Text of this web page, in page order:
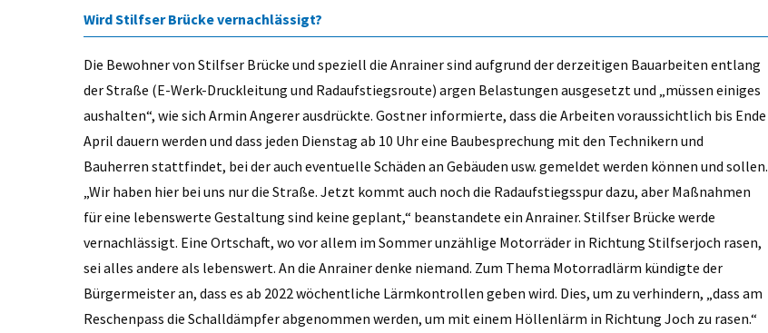
Wird Stilfser Brücke vernachlässigt?
Die Bewohner von Stilfser Brücke und speziell die Anrainer sind aufgrund der derzeitigen Bauarbeiten entlang
der Straße (E-Werk-Druckleitung und Radaufstiegsroute) argen Belastungen ausgesetzt und „müssen einiges
aushalten“, wie sich Armin Angerer ausdrückte. Gostner informierte, dass die Arbeiten voraussichtlich bis Ende
April dauern werden und dass jeden Dienstag ab 10 Uhr eine Baubesprechung mit den Technikern und
Bauherren stattfindet, bei der auch eventuelle Schäden an Gebäuden usw. gemeldet werden können und sollen.
„Wir haben hier bei uns nur die Straße. Jetzt kommt auch noch die Radaufstiegsspur dazu, aber Maßnahmen
für eine lebenswerte Gestaltung sind keine geplant,“ beanstandete ein Anrainer. Stilfser Brücke werde
vernachlässigt. Eine Ortschaft, wo vor allem im Sommer unzählige Motorräder in Richtung Stilfserjoch rasen,
sei alles andere als lebenswert. An die Anrainer denke niemand. Zum Thema Motorradlärm kündigte der
Bürgermeister an, dass es ab 2022 wöchentliche Lärmkontrollen geben wird. Dies, um zu verhindern, „dass am
Reschenpass die Schalldämpfer abgenommen werden, um mit einem Höllenlärm in Richtung Joch zu rasen.“